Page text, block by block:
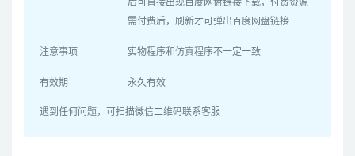
后可直接出现百度网盘链接下载，付费资源
需付费后，刷新才可弹出百度网盘链接
注意事项 实物程序和仿真程序不一定一致
有效期 永久有效
遇到任何问题，可扫描微信二维码联系客服